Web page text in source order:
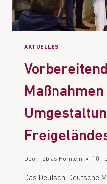
AKTUELLES
Door Tobias Hörnlein 10.
Das Deutsch-Deutsche